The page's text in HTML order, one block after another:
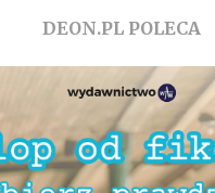
DEON.PL POLECA